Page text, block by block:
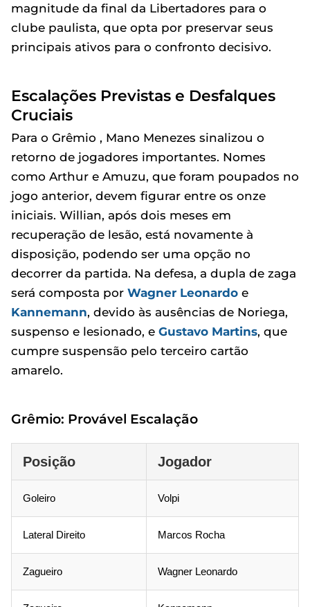
magnitude da final da Libertadores para o
clube paulista, que opta por preservar seus
principais ativos para o confronto decisivo.
Escalações Previstas e Desfalques
Cruciais
Para o Grêmio , Mano Menezes sinalizou o
retorno de jogadores importantes. Nomes
como Arthur e Amuzu, que foram poupados no
jogo anterior, devem figurar entre os onze
iniciais. Willian, após dois meses em
recuperação de lesão, está novamente à
disposição, podendo ser uma opção no
decorrer da partida. Na defesa, a dupla de zaga
será composta por Wagner Leonardo e
Kannemann, devido às ausências de Noriega,
suspenso e lesionado, e Gustavo Martins, que
cumpre suspensão pelo terceiro cartão
amarelo.
Grêmio: Provável Escalação
Posição Jogador
Goleiro Volpi
Lateral Direito Marcos Rocha
Zagueiro Wagner Leonardo